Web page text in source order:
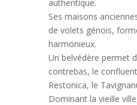
authentique.
Ses maisons
de volets génois,
harmonieux.
Un belvédère permet
contrebas, le
Restonica, le
Dominant la vieille